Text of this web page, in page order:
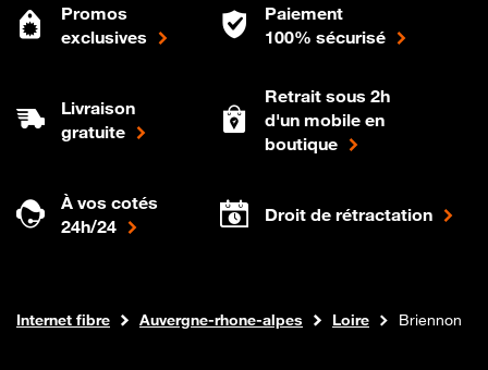
Promos
exclusives
Paiement
100% sécurisé
Livraison
gratuite
Retrait sous 2h
d'un mobile en
boutique
À vos cotés
24h/24
Droit de rétractation
Boutique Orange
Internet fibre Auvergne-rhone-alpes Loire Briennon